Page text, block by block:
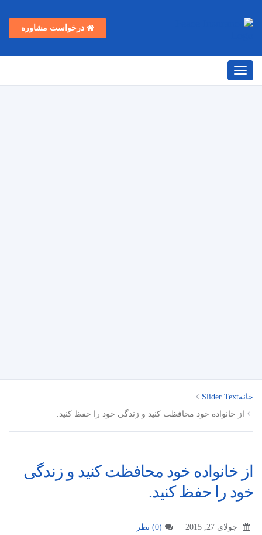
درخواست مشاوره
خانهSlider Text
از خانواده خود محافظت کنید و زندگی خود را حفظ کنید.
از خانواده خود محافظت کنید و زندگی
خود را حفظ کنید.
جولای 27, 2015 (0) نظر